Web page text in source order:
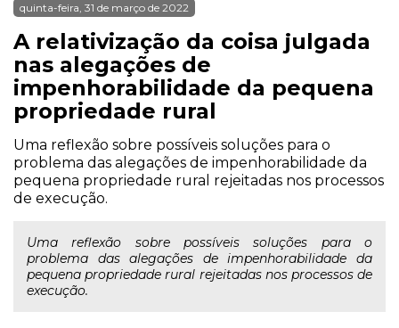
quinta-feira, 31 de março de 2022
A relativização da coisa julgada
nas alegações de
impenhorabilidade da pequena
propriedade rural
Uma reflexão sobre possíveis soluções para o
problema das alegações de impenhorabilidade da
pequena propriedade rural rejeitadas nos processos
de execução.
Uma reflexão sobre possíveis soluções para o
problema das alegações de impenhorabilidade da
pequena propriedade rural rejeitadas nos processos de
execução.